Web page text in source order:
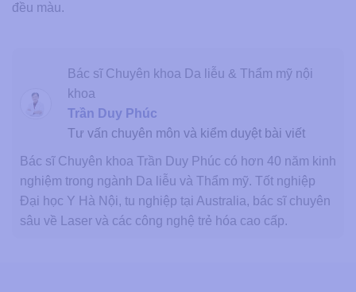
đều màu.
Bác sĩ Chuyên khoa Da liễu & Thẩm mỹ nội
khoa
Trần Duy Phúc
Tư vấn chuyên môn và kiểm duyệt bài viết
Bác sĩ Chuyên khoa Trần Duy Phúc có hơn 40 năm kinh
nghiệm trong ngành Da liễu và Thẩm mỹ. Tốt nghiệp
Đại học Y Hà Nội, tu nghiệp tại Australia, bác sĩ chuyên
sâu về Laser và các công nghệ trẻ hóa cao cấp.